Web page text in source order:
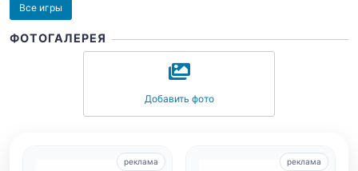
Все игры
ФОТОГАЛЕРЕЯ
Добавить фото
реклама реклама